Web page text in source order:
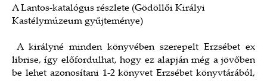
A Lantos-katalógus részlete (Gödöllői Királyi
Kastélymúzeum gyűjteménye)
A királyné minden könyvében szerepelt Erzsébet ex
librise, így előfordulhat, hogy ez alapján még a jövőben
be lehet azonosítani 1-2 könyvet Erzsébet könyvtárából,